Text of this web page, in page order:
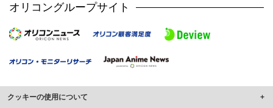
オリコングループサイト
クッキーの使用について